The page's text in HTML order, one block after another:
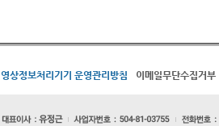
영상정보처리기기 운영관리방침 이메일무단수집거부